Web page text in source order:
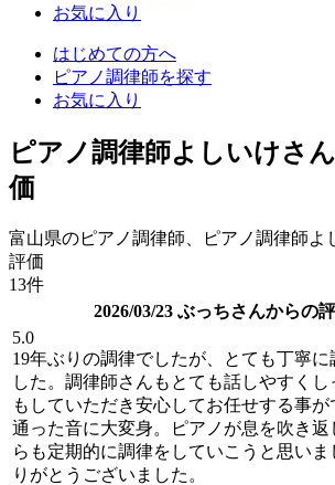
お気に入り
はじめての方へ
ピアノ調律師を探す
お気に入り
ピアノ調律師よしいけさ
価
富山県のピアノ調律師、ピアノ調律師よ
評価
13件
2026/03/23 ぶっちさんからの
5.0
19年ぶりの調律でしたが、とても丁寧に
した。調律師さんもとても話しやすく
もしていただき安心してお任せする事が
通った音に大変身。ピアノが息を吹き
らも定期的に調律をしていこうと思い
りがとうございました。